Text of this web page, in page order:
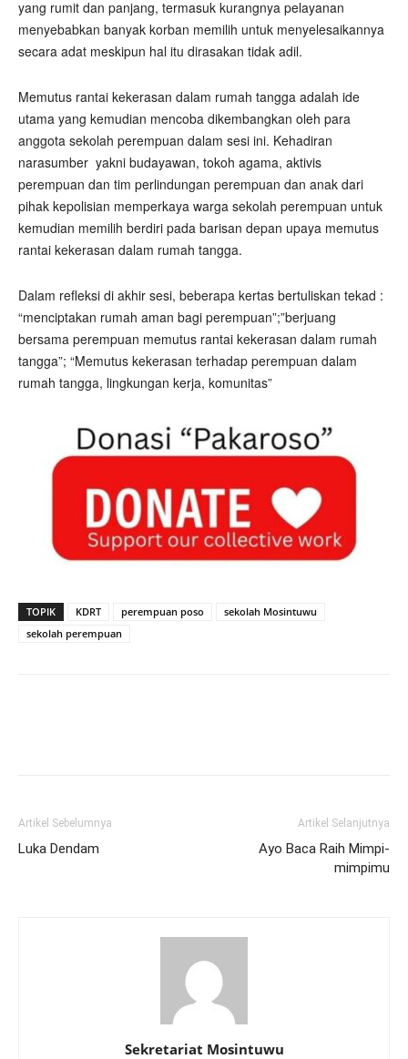
yang rumit dan panjang, termasuk kurangnya pelayanan
menyebabkan banyak korban memilih untuk menyelesaikannya
secara adat meskipun hal itu dirasakan tidak adil.
Memutus rantai kekerasan dalam rumah tangga adalah ide
utama yang kemudian mencoba dikembangkan oleh para
anggota sekolah perempuan dalam sesi ini. Kehadiran
narasumber yakni budayawan, tokoh agama, aktivis
perempuan dan tim perlindungan perempuan dan anak dari
pihak kepolisian memperkaya warga sekolah perempuan untuk
kemudian memilih berdiri pada barisan depan upaya memutus
rantai kekerasan dalam rumah tangga.
Dalam refleksi di akhir sesi, beberapa kertas bertuliskan tekad :
“menciptakan rumah aman bagi perempuan”;”berjuang
bersama perempuan memutus rantai kekerasan dalam rumah
tangga”; “Memutus kekerasan terhadap perempuan dalam
rumah tangga, lingkungan kerja, komunitas”
TOPIK KDRT perempuan poso
sekolah Mosintuwu
sekolah perempuan
Artikel Sebelumnya
Luka Dendam
Artikel Selanjutnya
Ayo Baca Raih Mimpi-
mimpimu
Sekretariat Mosintuwu